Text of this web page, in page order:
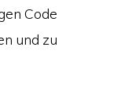
Code
und zu